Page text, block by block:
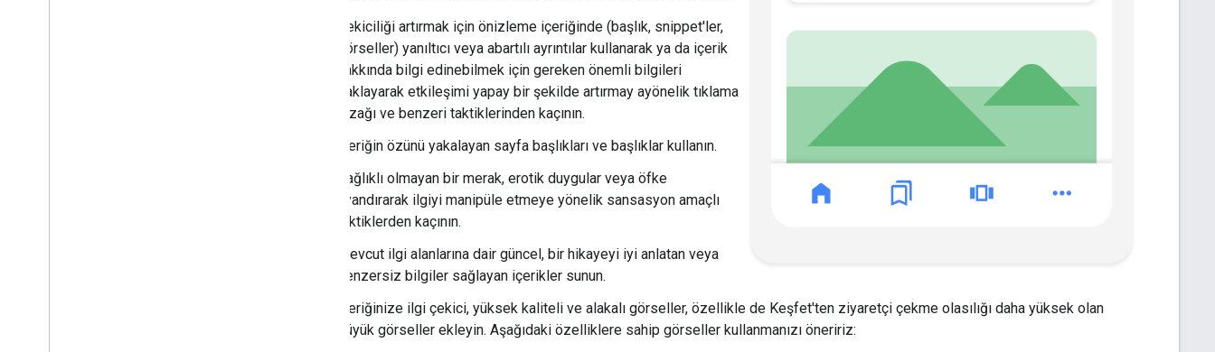
Çekiciliği artırmak için önizleme içeriğinde (başlık, snippet'ler,
görseller) yanıltıcı veya abartılı ayrıntılar kullanarak ya da içerik
hakkında bilgi edinebilmek için gereken önemli bilgileri
saklayarak etkileşimi yapay bir şekilde artırmay ayönelik tıklama
tuzağı ve benzeri taktiklerinden kaçının.
İçeriğin özünü yakalayan sayfa başlıkları ve başlıklar kullanın.
Sağlıklı olmayan bir merak, erotik duygular veya öfke
uyandırarak ilgiyi manipüle etmeye yönelik sansasyon amaçlı
taktiklerden kaçının.
Mevcut ilgi alanlarına dair güncel, bir hikayeyi iyi anlatan veya
benzersiz bilgiler sağlayan içerikler sunun.
İçeriğinize ilgi çekici, yüksek kaliteli ve alakalı görseller, özellikle de Keşfet'ten ziyaretçi çekme olasılığı daha yüksek olan
büyük görseller ekleyin. Aşağıdaki özelliklere sahip görseller kullanmanızı öneririz: